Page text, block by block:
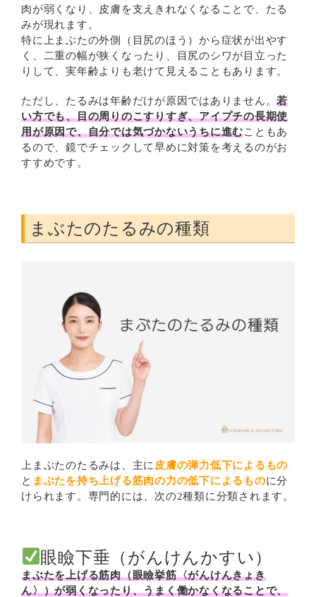
肉が弱くなり、皮膚を支えきれなくなることで、たる
みが現れます。
特に上まぶたの外側（目尻のほう）から症状が出やす
く、二重の幅が狭くなったり、目尻のシワが目立った
りして、実年齢よりも老けて見えることもあります。
ただし、たるみは年齢だけが原因ではありません。若
い方でも、目の周りのこすりすぎ、アイプチの長期使
用が原因で、自分では気づかないうちに進むこともあ
るので、鏡でチェックして早めに対策を考えるのがお
すすめです。
まぶたのたるみの種類
上まぶたのたるみは、主に 皮膚の弾力低下によるもの
と まぶたを持ち上げる筋肉の力の低下によるものに分
けられます。専門的には、次の2種類に分類されます。
眼瞼下垂（がんけんかすい）
まぶたを上げる筋肉（眼瞼挙筋〈がんけんきょき
ん〉）が弱くなったり、うまく働かなくなることで、